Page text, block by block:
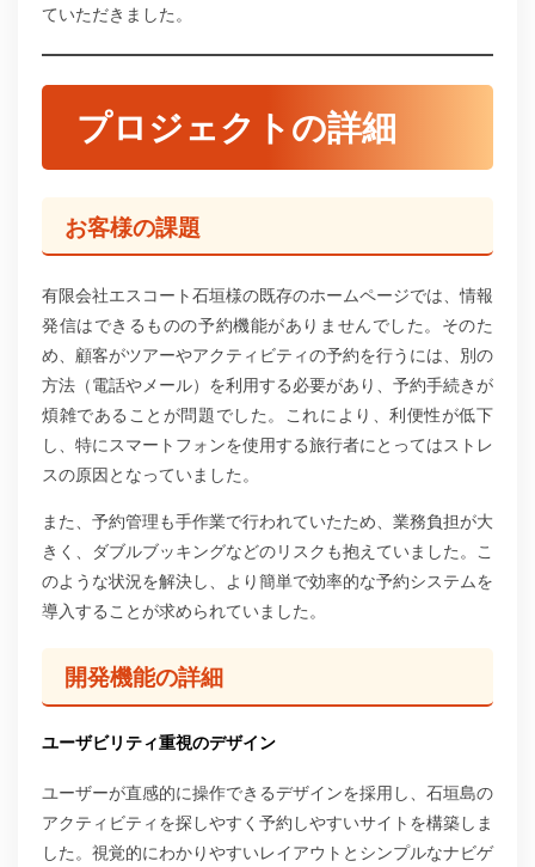
ていただきました。
プロジェクトの詳細
お客様の課題
有限会社エスコート石垣様の既存のホームページでは、情報
発信はできるものの予約機能がありませんでした。そのた
め、顧客がツアーやアクティビティの予約を行うには、別の
方法（電話やメール）を利用する必要があり、予約手続きが
煩雑であることが問題でした。これにより、利便性が低下
し、特にスマートフォンを使用する旅行者にとってはストレ
スの原因となっていました。
また、予約管理も手作業で行われていたため、業務負担が大
きく、ダブルブッキングなどのリスクも抱えていました。こ
のような状況を解決し、より簡単で効率的な予約システムを
導入することが求められていました。
開発機能の詳細
ユーザビリティ重視のデザイン
ユーザーが直感的に操作できるデザインを採用し、石垣島の
アクティビティを探しやすく予約しやすいサイトを構築しま
した。視覚的にわかりやすいレイアウトとシンプルなナビゲ